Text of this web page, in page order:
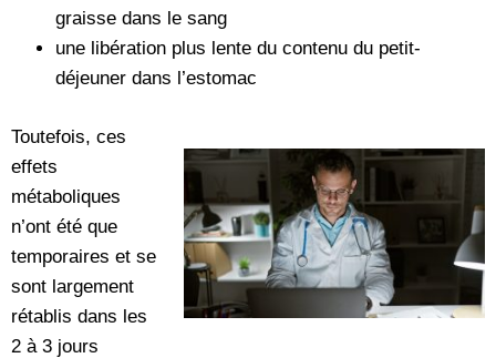
graisse dans le sang
une libération plus lente du contenu du petit-
déjeuner dans l’estomac
Toutefois, ces
effets
métaboliques
n’ont été que
temporaires et se
sont largement
rétablis dans les
2 à 3 jours